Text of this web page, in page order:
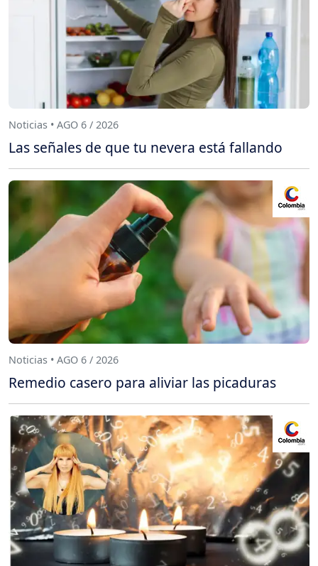
Noticias • AGO 6 / 2026
Las señales de que tu nevera está fallando
Noticias • AGO 6 / 2026
Remedio casero para aliviar las picaduras